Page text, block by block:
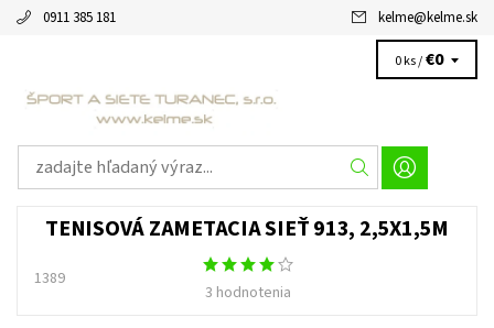
0911 385 181 kelme@kelme.sk
0 ks /€0
TENISOVÁ ZAMETACIA SIEŤ 913, 2,5X1,5M
1389
3 hodnotenia